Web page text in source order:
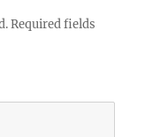
Required fields